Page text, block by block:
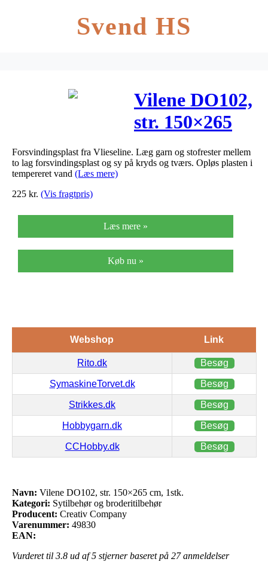
Svend HS
Vilene DO102,
str. 150×265
cm, 1stk.
Forsvindingsplast fra Vlieseline. Læg garn og stofrester mellem
to lag forsvindingsplast og sy på kryds og tværs. Opløs plasten i
tempereret vand (Læs mere)
225 kr. (Vis fragtpris)
Læs mere »
Køb nu »
Webshop Link
Rito.dk Besøg
SymaskineTorvet.dk Besøg
Strikkes.dk Besøg
Hobbygarn.dk Besøg
CCHobby.dk Besøg
Navn: Vilene DO102, str. 150×265 cm, 1stk.
Kategori: Sytilbehør og broderitilbehør
Producent: Creativ Company
Varenummer: 49830
EAN:
Vurderet til 3.8 ud af 5 stjerner baseret på 27anmeldelser